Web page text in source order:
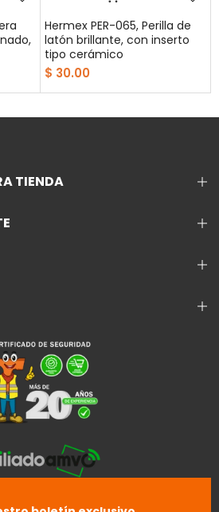
Hermex PER-065, Perilla de
latón brillante, con inserto
tipo cerámico
$ 30.00
TIENDA